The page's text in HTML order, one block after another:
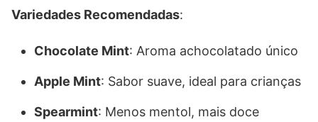
Variedades Recomendadas:
Chocolate Mint: Aroma achocolatado único
Apple Mint: Sabor suave, ideal para crianças
Spearmint: Menos mentol, mais doce